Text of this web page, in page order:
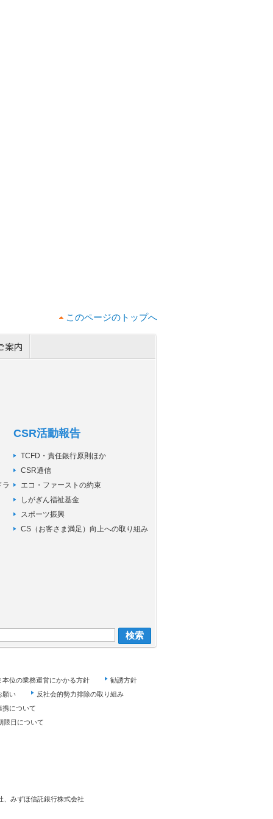
このページのトップへ
ラ
CSR活動報告
TCFD・責任銀行原則ほか
CSR通信
エコ・ファーストの約束
しがぎん福祉基金
スポーツ振興
CS（お客さま満足）向上への取り組み
本位の業務運営にかかる方針
勧誘方針
願い
反社会的勢力排除の取り組み
携について
限日について
みずほ信託銀行株式会社